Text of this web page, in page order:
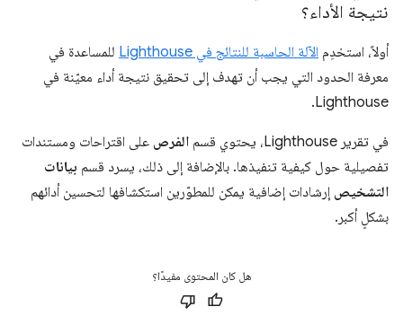
نتيجة الأداء؟
أولاً، استخدِم الآلة الحاسبة للنتائج في Lighthouse
للمساعدة في
معرفة الحدود التي يجب أن تهدف إلى تحقيق نتيجة أداء معيّنة في
Lighthouse.
في تقرير Lighthouse، يحتوي قسم الفرص على اقتراحات ومستندات
تفصيلية حول كيفية تنفيذها. بالإضافة إلى ذلك، يسرد قسم بيانات
التشخيص إرشادات إضافية يمكن للمطوّرين استكشافها لتحسين أدائهم
بشكلٍ أكبر.
هل كان المحتوى مفيدًا؟